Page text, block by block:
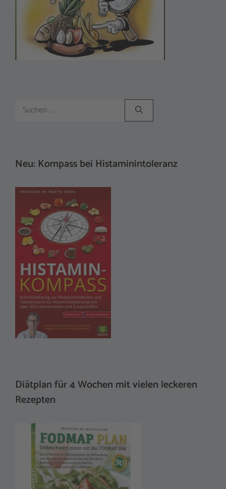
Suchen
nach:
Neu: Kompass bei Histaminintoleranz
Diätplan für 4 Wochen mit vielen leckeren
Rezepten